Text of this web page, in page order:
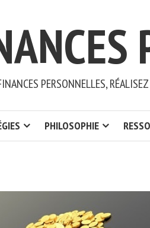
PERSONNELLES,
PHILOSOPHIE